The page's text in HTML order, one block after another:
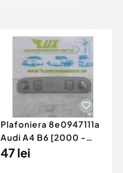
Plafoniera 8e0947111a
Audi A4 B6 [2000 -
2005]
47 lei